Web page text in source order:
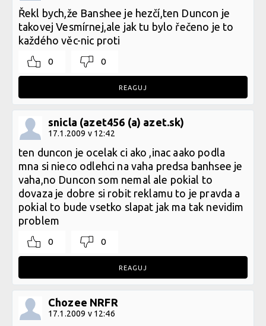
Řekl bych,že Banshee je hezčí,ten Duncon je
takovej Vesmírnej,ale jak tu bylo řečeno je to
každého věc-nic proti
0 0
REAGUJ
snicla (azet456 (a) azet.sk)
17.1.2009 v 12:42
ten duncon je ocelak ci ako ,inac aako podla
mna si nieco odlehci na vaha predsa banhsee je
vaha,no Duncon som nemal ale pokial to
dovaza je dobre si robit reklamu to je pravda a
pokial to bude vsetko slapat jak ma tak nevidim
problem
0 0
REAGUJ
Chozee NRFR
17.1.2009 v 12:46